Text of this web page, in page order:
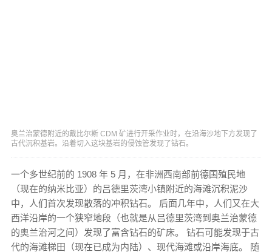
奥兰治蒙德附近的戴比尔斯 CDM 矿进行开采作业时，在沿海沙地下方发现了
古代沉积基岩。沿着切入这块基岩的侵蚀管发现了钻石。
一个多世纪前的 1908 年 5 月，在非洲西南部前德国殖民地
（现在的纳米比亚）的吕德里茨湾小镇附近的海滩沉积泥沙
中，人们首次发现散落的冲积钻石。 后面几年中，人们又在大
西洋沿岸的一个狭窄地段（也就是从吕德里茨湾到奥兰治蒙德
的奥兰治河之间）发现了富含钻石的矿床。 钻石可能发现于古
代的海滩梯田（现在已成为内陆）、现代海滩或沿岸海底。 随